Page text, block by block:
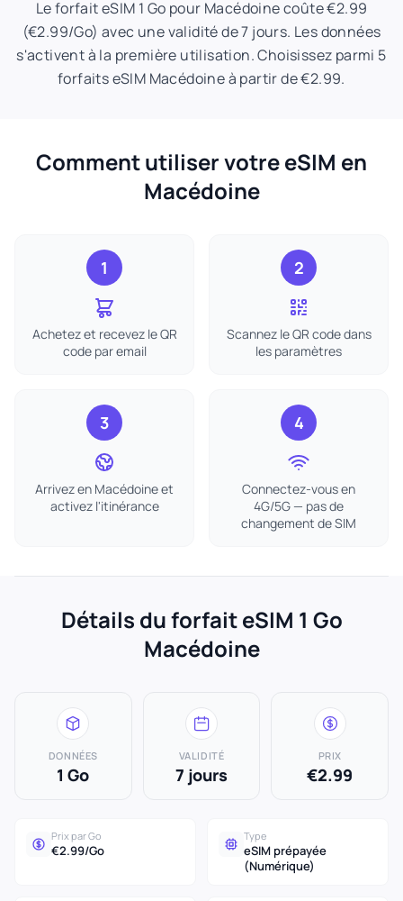
Le forfait eSIM 1 Go pour Macédoine coûte €2.99
(€2.99/Go) avec une validité de 7 jours. Les données
s'activent à la première utilisation. Choisissez parmi 5
forfaits eSIM Macédoine à partir de €2.99.
Comment utiliser votre eSIM en
Macédoine
1
Achetez et recevez le QR
code par email
2
Scannez le QR code dans
les paramètres
3
Arrivez en Macédoine et
activez l'itinérance
4
Connectez-vous en
4G/5G — pas de
changement de SIM
Détails du forfait eSIM 1 Go
Macédoine
DONNÉES
1 Go
VALIDITÉ
7 jours
PRIX
€2.99
Prix par Go
€2.99/Go
Type
eSIM prépayée
(Numérique)